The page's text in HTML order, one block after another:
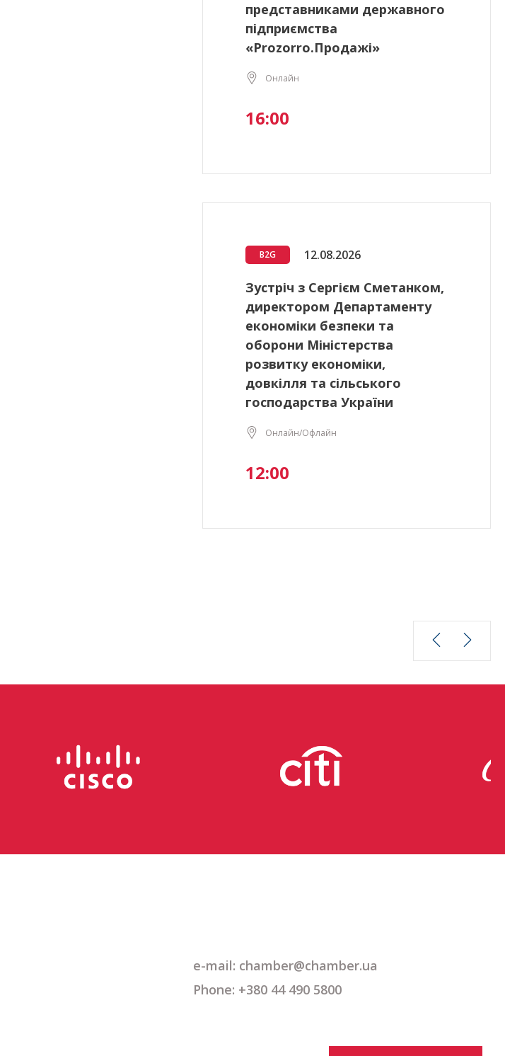
представниками державного
підприємства
«Prozorro.Продажі»
Онлайн
16:00
B2G 12.08.2026
Зустріч з Сергієм Сметанком,
директором Департаменту
економіки безпеки та
оборони Міністерства
розвитку економіки,
довкілля та сільського
господарства України
Онлайн/Офлайн
12:00
e-mail: chamber@chamber.ua
Phone: +380 44 490 5800